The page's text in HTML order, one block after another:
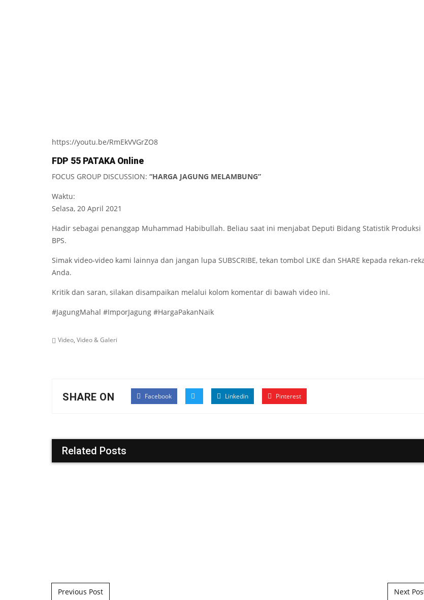
https://youtu.be/RmEkVVGrZO8
FDP 55 PATAKA Online
FOCUS GROUP DISCUSSION: “HARGA JAGUNG MELAMBUNG”
Waktu:
Selasa, 20 April 2021
Hadir sebagai penanggap Muhammad Habibullah. Beliau saat ini menjabat Deputi Bidang Statistik Produksi
BPS.
Simak video-video kami lainnya dan jangan lupa SUBSCRIBE, tekan tombol LIKE dan SHARE kepada rekan-
Anda.
Kritik dan saran, silakan disampaikan melalui kolom komentar di bawah video ini.
#JagungMahal #ImporJagung #HargaPakanNaik
Video, Video & Galeri
SHARE ON Facebook Linkedin Pinterest
Related Posts
Post navigation
Previous Post Next